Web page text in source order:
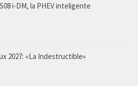
i-DM, la PHEV inteligente
2027: «La Indestructible»